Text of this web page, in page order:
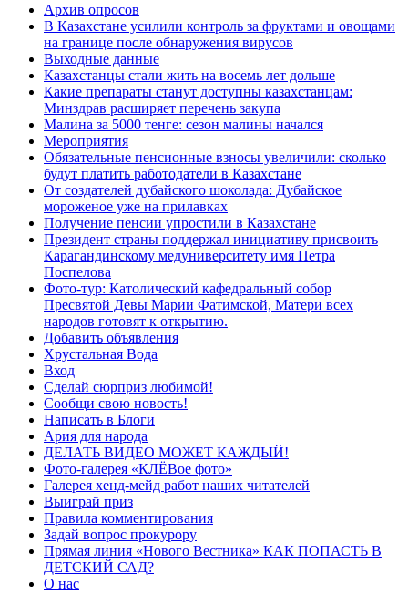
Архив опросов
В Казахстане усилили контроль за фруктами и овощами
на границе после обнаружения вирусов
Выходные данные
Казахстанцы стали жить на восемь лет дольше
Какие препараты станут доступны казахстанцам:
Минздрав расширяет перечень закупа
Малина за 5000 тенге: сезон малины начался
Мероприятия
Обязательные пенсионные взносы увеличили: сколько
будут платить работодатели в Казахстане
От создателей дубайского шоколада: Дубайское
мороженое уже на прилавках
Получение пенсии упростили в Казахстане
Президент страны поддержал инициативу присвоить
Карагандинскому медуниверситету имя Петра
Поспелова
Фото-тур: Католический кафедральный собор
Пресвятой Девы Марии Фатимской, Матери всех
народов готовят к открытию.
Добавить объявления
Хрустальная Вода
Вход
Сделай сюрприз любимой!
Сообщи свою новость!
Написать в Блоги
Ария для народа
ДЕЛАТЬ ВИДЕО МОЖЕТ КАЖДЫЙ!
Фото-галерея «КЛЁВое фото»
Галерея хенд-мейд работ наших читателей
Выиграй приз
Правила комментирования
Задай вопрос прокурору
Прямая линия «Нового Вестника» КАК ПОПАСТЬ В
ДЕТСКИЙ САД?
О нас